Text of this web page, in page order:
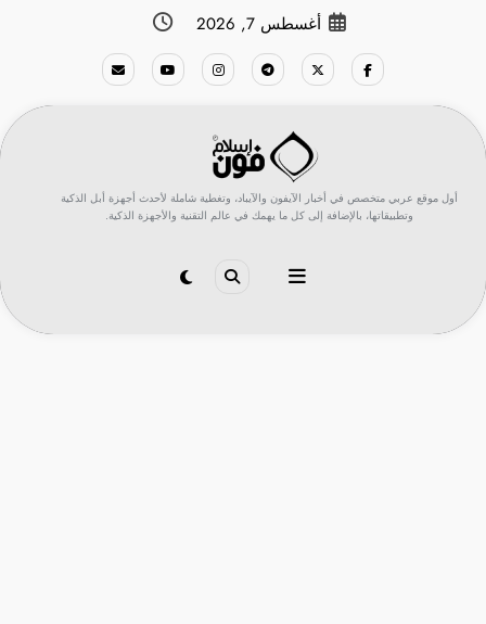
أغسطس 7, 2026
أول موقع عربي متخصص في أخبار الآيفون والآيباد، وتغطية شاملة لأحدث أجهزة أبل الذكية
وتطبيقاتها، بالإضافة إلى كل ما يهمك في عالم التقنية والأجهزة الذكية.